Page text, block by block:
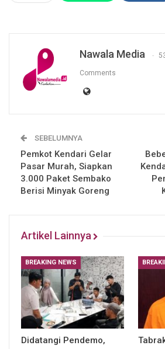
Nawala Media
Comments
SEBELUMNYA
Pemkot Kendari Gelar
Pasar Murah, Siapkan
3.000 Paket Sembako
Berisi Minyak Goreng
Artikel Lainnya
BREAKING NEWS
Didatangi Pendemo,